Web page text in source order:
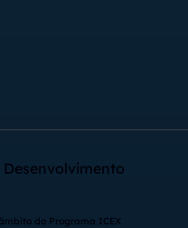
do Programa ICEX